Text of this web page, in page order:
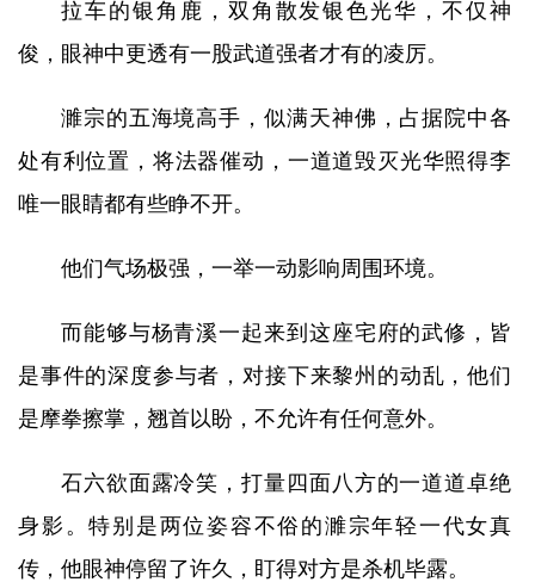
拉车的银角鹿，双角散发银色光华，不仅神
俊，眼神中更透有一股武道强者才有的凌厉。
濉宗的五海境高手，似满天神佛，占据院中各
处有利位置，将法器催动，一道道毁灭光华照得李
唯一眼睛都有些睁不开。
他们气场极强，一举一动影响周围环境。
而能够与杨青溪一起来到这座宅府的武修，皆
是事件的深度参与者，对接下来黎州的动乱，他们
是摩拳擦掌，翘首以盼，不允许有任何意外。
石六欲面露冷笑，打量四面八方的一道道卓绝
身影。特别是两位姿容不俗的濉宗年轻一代女真
传，他眼神停留了许久，盯得对方是杀机毕露。